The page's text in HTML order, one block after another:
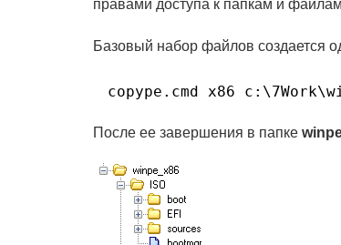
правами доступа к папкам и
Базовый набор файлов создается
copype.cmd x86
После ее завершения в папке